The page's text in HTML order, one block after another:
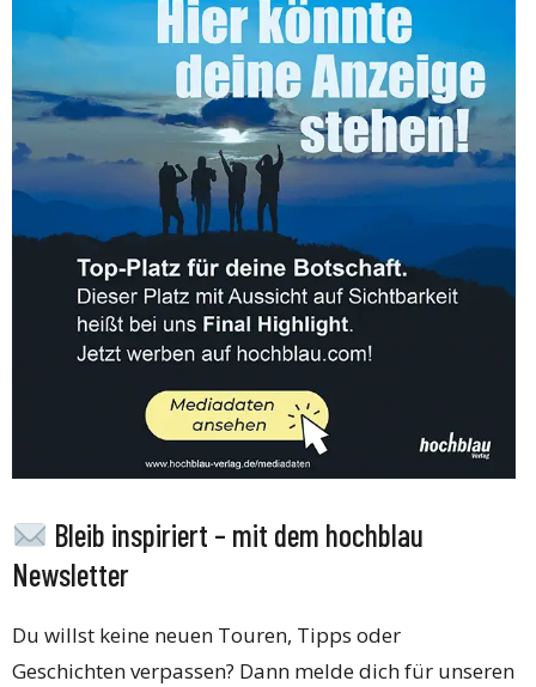
Bleib inspiriert – mit dem hochblau
Newsletter
Du willst keine neuen Touren, Tipps oder
Geschichten verpassen? Dann melde dich für unseren